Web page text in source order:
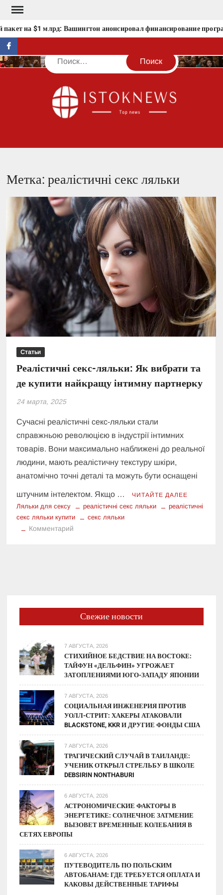
Перейти
содержимому
на $1 млрд: Вашингтон анонсировал финансирование
facebook
Поиск
Метка:реалістичні секс ляльки
Статьи
Реалістичні секс-ляльки: Як вибрати та
де купити найкращу інтимну партнерку
24 марта, 2025
Сучасні реалістичні секс-ляльки стали
справжньою революцією в індустрії інтимних
товарів. Вони максимально наближені до реальної
людини, мають реалістичну текстуру шкіри,
анатомічно точні деталі та можуть бути оснащені
штучним інтелектом. Якщо … ЧИТАЙТЕ ДАЛЕЕ
Ляльки для сексу реалістичні секс ляльки
реалістичні
секс ляльки купити
секс ляльки
Комментарий
де
купити
інтимну
партнерку
Свежие новости
7 АВГУСТА, 2026
СТИХИЙНОЕ БЕДСТВИЕ НА ВОСТОКЕ:
ТАЙФУН «ДЕЛЬФИН» УГРОЖАЕТ
ЗАТОПЛЕНИЯМИ ЮГО-ЗАПАДУ ЯПОНИИ
7 АВГУСТА, 2026
СОЦИАЛЬНАЯ ИНЖЕНЕРИЯ ПРОТИВ
УОЛЛ-СТРИТ: ХАКЕРЫ АТАКОВАЛИ
BLACKSTONE, KKR И ДРУГИЕ ФОНДЫ США
7 АВГУСТА, 2026
ТРАГИЧЕСКИЙ СЛУЧАЙ В ТАИЛАНДЕ:
УЧЕНИК ОТКРЫЛ СТРЕЛЬБУ В ШКОЛЕ
DEBSIRIN NONTHABURI
6 АВГУСТА, 2026
АСТРОНОМИЧЕСКИЕ ФАКТОРЫ В
ЭНЕРГЕТИКЕ: СОЛНЕЧНОЕ ЗАТМЕНИЕ
ВЫЗОВЕТ ВРЕМЕННЫЕ КОЛЕБАНИЯ В
СЕТЯХ ЕВРОПЫ
6 АВГУСТА, 2026
ПУТЕВОДИТЕЛЬ ПО ПОЛЬСКИМ
АВТОБАНАМ: ГДЕ ТРЕБУЕТСЯ ОПЛАТА И
КАКОВЫ ДЕЙСТВЕННЫЕ ТАРИФЫ